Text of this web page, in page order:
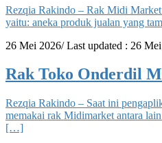
Rezqia Rakindo – Rak Midi Market
yaitu: aneka produk jualan yang
26 Mei 2026/ Last updated : 26
Rak Toko Onderdil
Rezqia Rakindo – Saat ini
memakai rak Midimarket antara
[…]